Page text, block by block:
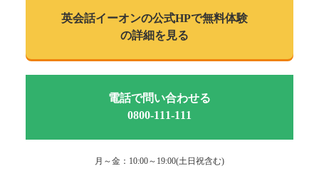
英会話イーオンの公式HPで無料体験
の詳細を見る
電話で問い合わせる
0800-111-111
月～金：10:00～19:00(土日祝含む)